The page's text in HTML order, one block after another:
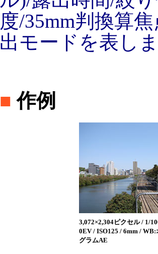
度/35mm判換算
出モードを表し
■ 作例
3,072×2,304ピクセル / 1/
0EV / ISO125 / 6mm / WB:
グラムAE